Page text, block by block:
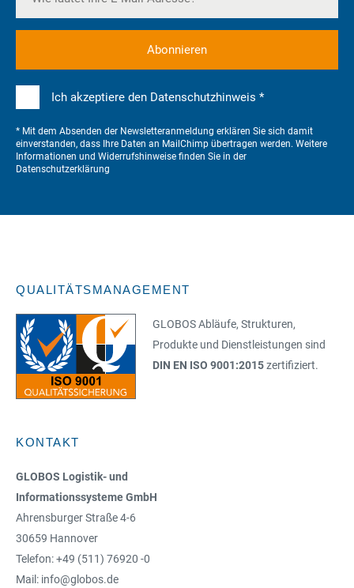
Ich akzeptiere den Datenschutzhinweis *
* Mit dem Absenden der Newsletteranmeldung erklären Sie sich damit
einverstanden, dass Ihre Daten an MailChimp übertragen werden. Weitere
Informationen und Widerrufshinweise finden Sie in der
Datenschutzerklärung
QUALITÄTSMANAGEMENT
GLOBOS Abläufe, Strukturen,
Produkte und Dienstleistungen sind
DIN EN ISO 9001:2015zertifiziert.
KONTAKT
GLOBOS Logistik- und
Informationssysteme GmbH
Ahrensburger Straße 4-6
30659 Hannover
Telefon: +49 (511) 76920 -0
Mail: info@globos.de